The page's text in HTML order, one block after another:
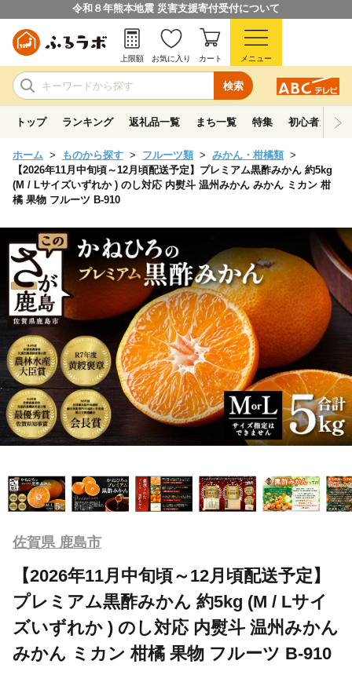
令和８年熊本地震 災害支援寄付受付について
検索
上限額 お気に入り カート メニュー
トップ ランキング 返礼品一覧 まち一覧 特集 初心者ガイド
ホーム ものから探す フルーツ類
みかん・柑橘類
【2026年11月中旬頃～12月頃配送予定】プレミアム黒酢みかん 約5kg
(M / Lサイズいずれか ) のし対応 内熨斗 温州みかん みかん ミカン 柑
橘 果物 フルーツ B-910
佐賀県 鹿島市
【2026年11月中旬頃～12月頃配送予定】
プレミアム黒酢みかん 約5kg (M / Lサイ
ズいずれか ) のし対応 内熨斗 温州みかん
みかん ミカン 柑橘 果物 フルーツ B-910